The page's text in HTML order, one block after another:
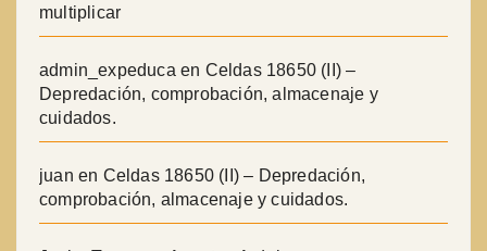
multiplicar
admin_expeduca en Celdas 18650 (II) –
Depredación, comprobación, almacenaje y
cuidados.
juan en Celdas 18650 (II) – Depredación,
comprobación, almacenaje y cuidados.